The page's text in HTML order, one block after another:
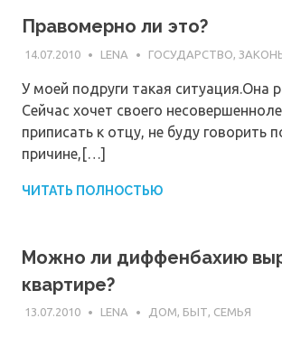
Правомерно ли это?
14.07.2010 LENA ГОСУДАРСТВО,
У моей подруги такая ситуация.Она
Сейчас хочет своего
приписать к отцу, не буду говорить
причине,[…]
ЧИТАТЬ ПОЛНОСТЬЮ
Можно ли диффенбахию
квартире?
13.07.2010 LENA ДОМ, БЫТ, СЕМЬЯ